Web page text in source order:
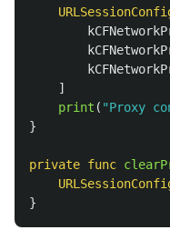
]
print ( "Proxy
}
private func
}